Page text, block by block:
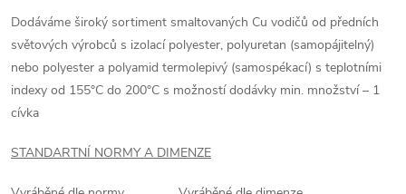
Dodáváme široký sortiment smaltovaných Cu vodičů od předních
světových výrobců s izolací polyester, polyuretan (samopájitelný)
nebo polyester a polyamid termolepivý (samospékací) s teplotními
indexy od 155°C do 200°C s možností dodávky min. množství – 1
cívka
STANDARTNÍ NORMY A DIMENZE